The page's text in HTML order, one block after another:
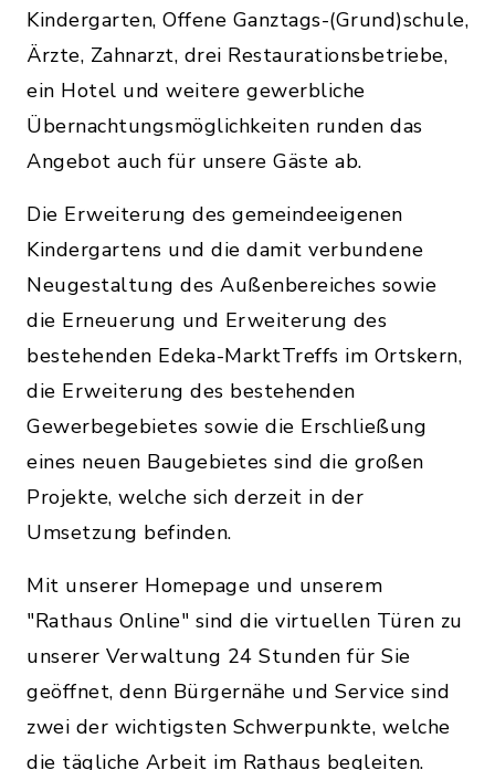
Kindergarten, Offene Ganztags-(Grund)schule,
Ärzte, Zahnarzt, drei Restaurationsbetriebe,
ein Hotel und weitere gewerbliche
Übernachtungsmöglichkeiten runden das
Angebot auch für unsere Gäste ab.
Die Erweiterung des gemeindeeigenen
Kindergartens und die damit verbundene
Neugestaltung des Außenbereiches sowie
die Erneuerung und Erweiterung des
bestehenden Edeka-MarktTreffs im Ortskern,
die Erweiterung des bestehenden
Gewerbegebietes sowie die Erschließung
eines neuen Baugebietes sind die großen
Projekte, welche sich derzeit in der
Umsetzung befinden.
Mit unserer Homepage und unserem
"Rathaus Online" sind die virtuellen Türen zu
unserer Verwaltung 24 Stunden für Sie
geöffnet, denn Bürgernähe und Service sind
zwei der wichtigsten Schwerpunkte, welche
die tägliche Arbeit im Rathaus begleiten.